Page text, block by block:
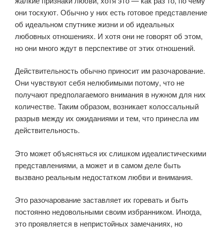
они тоскуют. Обычно у них есть готовое представление
об идеальном спутнике жизни и об идеальных
любовных отношениях. И хотя они не говорят об этом,
но они много ждут в перспективе от этих отношений.
Действительность обычно приносит им разочарование.
Они чувствуют себя нелюбимыми потому, что не
получают предполагаемого внимания в нужном для них
количестве. Таким образом, возникает колоссальный
разрыв между их ожиданиями и тем, что принесла им
действительность.
Это может объясняться их слишком идеалистическими
представлениями, а может и в самом деле быть
вызвано реальным недостатком любви и внимания.
Это разочарование заставляет их горевать и быть
постоянно недовольными своим избранником. Иногда,
это проявляется в непристойных замечаниях, но